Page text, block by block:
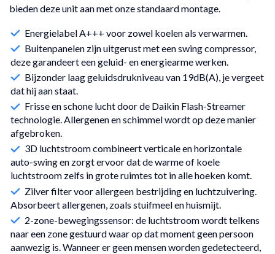
bieden deze unit aan met onze standaard montage.
Energielabel A+++ voor zowel koelen als verwarmen.
Buitenpanelen zijn uitgerust met een swing compressor,
deze garandeert een geluid- en energiearme werken.
Bijzonder laag geluidsdrukniveau van 19dB(A), je vergeet
dat hij aan staat.
Frisse en schone lucht door de Daikin Flash-Streamer
technologie. Allergenen en schimmel wordt op deze manier
afgebroken.
3D luchtstroom combineert verticale en horizontale
auto-swing en zorgt ervoor dat de warme of koele
luchtstroom zelfs in grote ruimtes tot in alle hoeken komt.
Zilver filter voor allergeen bestrijding en luchtzuivering.
Absorbeert allergenen, zoals stuifmeel en huismijt.
2-zone-bewegingssensor: de luchtstroom wordt telkens
naar een zone gestuurd waar op dat moment geen persoon
aanwezig is. Wanneer er geen mensen worden gedetecteerd,